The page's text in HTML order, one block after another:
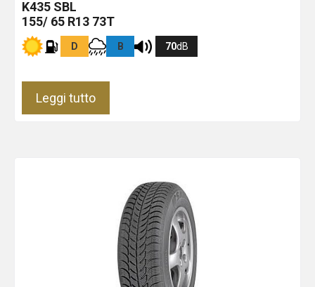
K435 SBL
155/ 65 R13 73T
D B 70dB
Leggi tutto